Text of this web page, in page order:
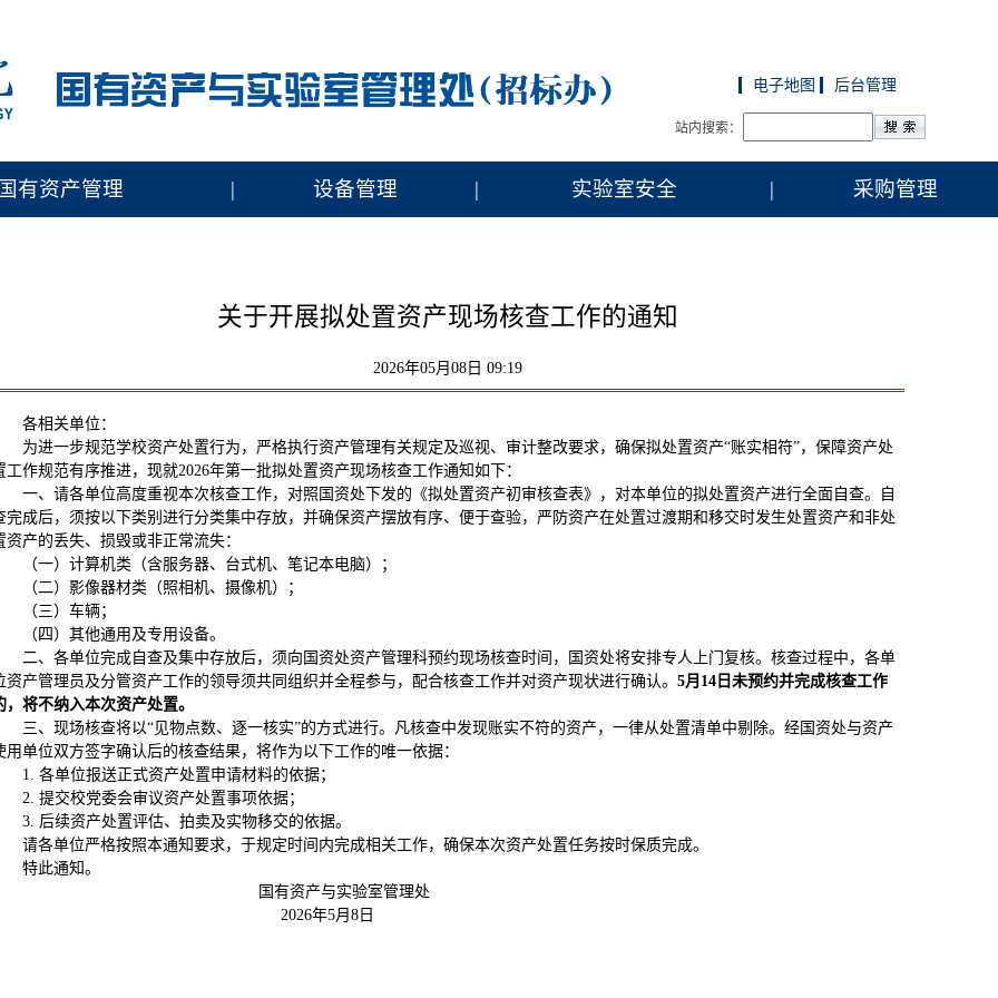
电子地图 后台管理
站内搜索：
有资产管理 | 设备管理 | 实验室安全 | 采购管理
关于开展拟处置资产现场核查工作的通知
2026年05月08日 09:19
各相关单位：
为进一步规范学校资产处置行为，严格执行资产管理有关规定及巡视、审计整改要求，确保拟处置资产“账实相符”，保障资产处
工作规范有序推进，现就2026年第一批拟处置资产现场核查工作通知如下：
一、请各单位高度重视本次核查工作，对照国资处下发的《拟处置资产初审核查表》，对本单位的拟处置资产进行全面自查。自
完成后，须按以下类别进行分类集中存放，并确保资产摆放有序、便于查验，严防资产在处置过渡期和移交时发生处置资产和非处
资产的丢失、损毁或非正常流失：
（一）计算机类（含服务器、台式机、笔记本电脑）；
（二）影像器材类（照相机、摄像机）；
（三）车辆；
（四）其他通用及专用设备。
二、各单位完成自查及集中存放后，须向国资处资产管理科预约现场核查时间，国资处将安排专人上门复核。核查过程中，各单
资产管理员及分管资产工作的领导须共同组织并全程参与，配合核查工作并对资产现状进行确认。 5月14日未预约并完成核查工作
，将不纳入本次资产处置。
三、现场核查将以“见物点数、逐一核实”的方式进行。凡核查中发现账实不符的资产，一律从处置清单中剔除。经国资处与资产
用单位双方签字确认后的核查结果，将作为以下工作的唯一依据：
1. 各单位报送正式资产处置申请材料的依据；
2. 提交校党委会审议资产处置事项依据；
3. 后续资产处置评估、拍卖及实物移交的依据。
请各单位严格按照本通知要求，于规定时间内完成相关工作，确保本次资产处置任务按时保质完成。
特此通知。
国有资产与实验室管理处
2026年5月8日